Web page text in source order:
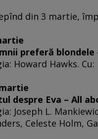
din 3 martie,
preferă
Howard Hawks.
despre Eva – All
Joseph L.
Celeste Holm,